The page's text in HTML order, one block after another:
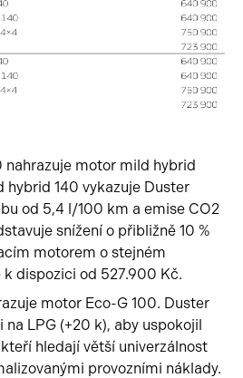
nahrazuje motor mild hybrid
hybrid 140 vykazuje Duster
od 5,4 l/100 km a emise CO2
snížení o přibližně 10 %
motorem o stejném
k dispozici od 527.900 Kč.
motor Eco-G 100. Duster
na LPG (+20 k), aby uspokojil
hledají větší univerzálnost
provozními náklady.